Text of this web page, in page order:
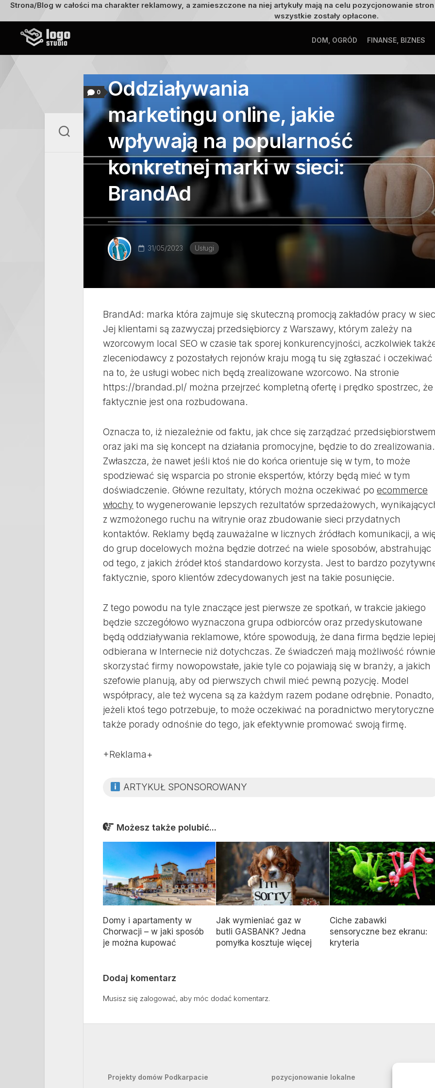
Strona/Blog w całości ma charakter reklamowy, a zamieszczone na niej artykuły mają na celu pozycjonowanie
wszystkie zostały opłacone.
DOM, OGRÓD FINANSE, BIZNES
0
Oddziaływania
marketingu online, jakie
wpływają na popularność
konkretnej marki w sieci:
BrandAd
31/05/2023 Usługi
BrandAd: marka która zajmuje się skuteczną promocją zakładów pracy w
Jej klientami są zazwyczaj przedsiębiorcy z Warszawy, którym zależy na
wzorcowym local SEO w czasie tak sporej konkurencyjności, aczkolwiek
zleceniodawcy z pozostałych rejonów kraju mogą tu się zgłaszać i oczekiwać
na to, że usługi wobec nich będą zrealizowane wzorcowo. Na stronie
https://brandad.pl/ można przejrzeć kompletną ofertę i prędko spostrzec, że
faktycznie jest ona rozbudowana.
Oznacza to, iż niezależnie od faktu, jak chce się zarządzać
oraz jaki ma się koncept na działania promocyjne, będzie to do zrealizowania.
Zwłaszcza, że nawet jeśli ktoś nie do końca orientuje się w tym, to może
spodziewać się wsparcia po stronie ekspertów, którzy będą mieć w tym
doświadczenie. Główne rezultaty, których można oczekiwać po ecommerce
włochy to wygenerowanie lepszych rezultatów sprzedażowych,
z wzmożonego ruchu na witrynie oraz zbudowanie sieci przydatnych
kontaktów. Reklamy będą zauważalne w licznych źródłach komunikacji, a
do grup docelowych można będzie dotrzeć na wiele sposobów, abstrahując
od tego, z jakich źródeł ktoś standardowo korzysta. Jest to bardzo
faktycznie, sporo klientów zdecydowanych jest na takie posunięcie.
Z tego powodu na tyle znaczące jest pierwsze ze spotkań, w trakcie jakiego
będzie szczegółowo wyznaczona grupa odbiorców oraz przedyskutowane
będą oddziaływania reklamowe, które spowodują, że dana firma będzie lepiej
odbierana w Internecie niż dotychczas. Ze świadczeń mają możliwość
skorzystać firmy nowopowstałe, jakie tyle co pojawiają się w branży, a jakich
szefowie planują, aby od pierwszych chwil mieć pewną pozycję. Model
współpracy, ale też wycena są za każdym razem podane odrębnie. Ponadto,
jeżeli ktoś tego potrzebuje, to może oczekiwać na poradnictwo
także porady odnośnie do tego, jak efektywnie promować swoją firmę.
+Reklama+
ARTYKUŁ SPONSOROWANY
Możesz także polubić...
Domy i apartamenty w
Chorwacji – w jaki sposób
je można kupować
Jak wymieniać gaz w
butli GASBANK? Jedna
pomyłka kosztuje więcej
Ciche zabawki
sensoryczne bez ekranu:
kryteria
Dodaj komentarz
Musisz się zalogować, aby móc dodać komentarz.
Projekty domów Podkarpacie pozycjonowanie lokalne